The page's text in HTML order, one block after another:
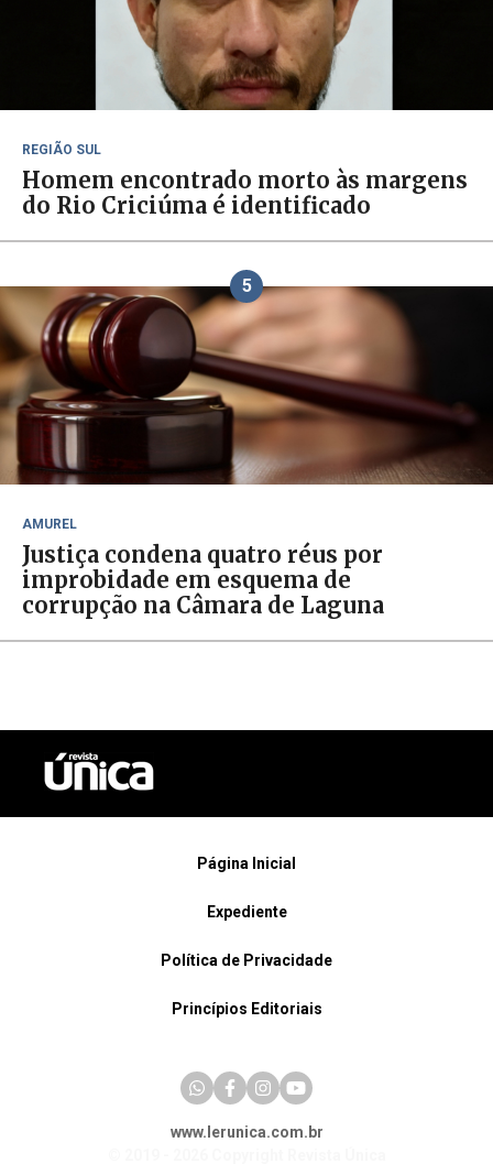
REGIÃO SUL
Homem encontrado morto às margens
do Rio Criciúma é identificado
5
AMUREL
Justiça condena quatro réus por
improbidade em esquema de
corrupção na Câmara de Laguna
Página Inicial
Expediente
Política de Privacidade
Princípios Editoriais
www.lerunica.com.br